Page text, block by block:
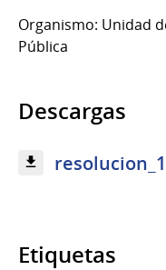
Organismo: Unidad
Pública
Descargas
Etiquetas